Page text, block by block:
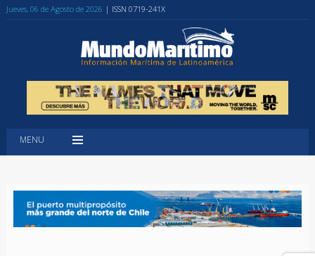
Jueves, 06 de Agosto de 2026 | ISSN 0719-241X
MENU